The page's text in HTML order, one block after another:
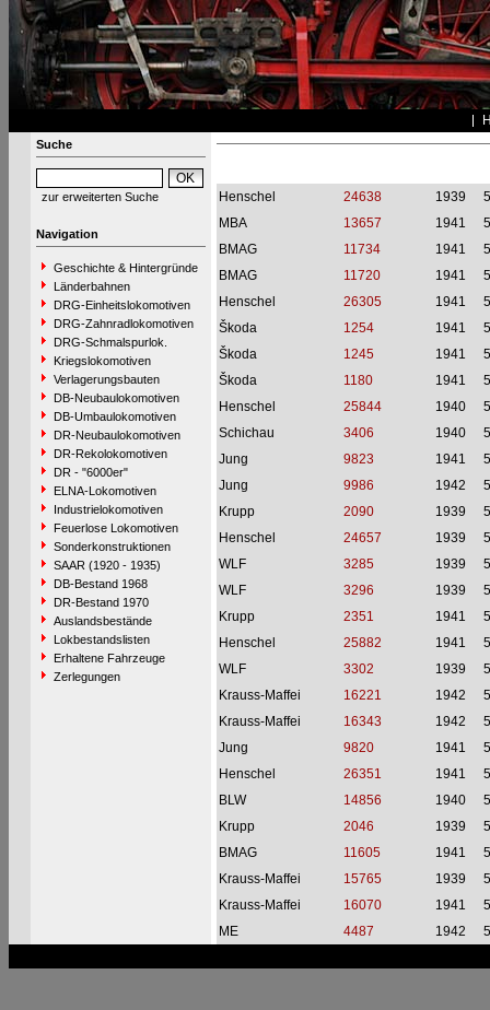
Suche
zur erweiterten Suche
Navigation
Geschichte & Hintergründe
Länderbahnen
DRG-Einheitslokomotiven
DRG-Zahnradlokomotiven
DRG-Schmalspurlok.
Kriegslokomotiven
Verlagerungsbauten
DB-Neubaulokomotiven
DB-Umbaulokomotiven
DR-Neubaulokomotiven
DR-Rekolokomotiven
DR - "6000er"
ELNA-Lokomotiven
Industrielokomotiven
Feuerlose Lokomotiven
Sonderkonstruktionen
SAAR (1920 - 1935)
DB-Bestand 1968
DR-Bestand 1970
Auslandsbestände
Lokbestandslisten
Erhaltene Fahrzeuge
Zerlegungen
Henschel 24638 1939
MBA
13657 1941
BMAG
11734 1941
BMAG
11720 1941
Henschel
26305 1941
Škoda
1254 1941
Škoda
1245 1941
Škoda
1180 1941
Henschel
25844 1940
Schichau
3406 1940
Jung
9823 1941
Jung
9986 1942
Krupp
2090 1939
Henschel
24657 1939
WLF
3285 1939
WLF
3296 1939
Krupp
2351 1941
Henschel
25882 1941
WLF
3302 1939
Krauss-Maffei
16221 1942
Krauss-Maffei
16343 1942
Jung
9820 1941
Henschel
26351 1941
BLW
14856 1940
Krupp
2046 1939
BMAG
11605 1941
Krauss-Maffei
15765 1939
Krauss-Maffei
16070 1941
ME
4487 1942